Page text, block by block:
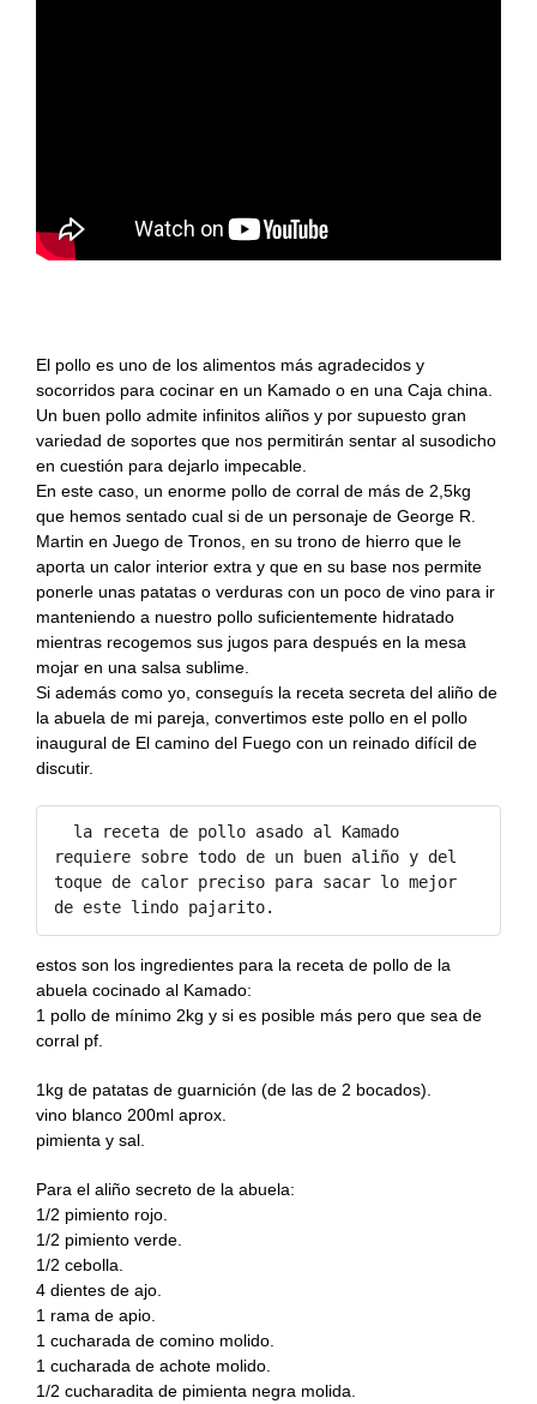
Accesorios para
Consejos del fuego
empanadas
Recetas Caja China
Recetas Kamado
Grandes chefs
Actualidad
El pollo es uno de los alimentos más agradecidos y
socorridos para cocinar en un Kamado o en una Caja china.
Un buen pollo admite infinitos aliños y por supuesto gran
variedad de soportes que nos permitirán sentar al susodicho
en cuestión para dejarlo impecable.
En este caso, un enorme pollo de corral de más de 2,5kg
que hemos sentado cual si de un personaje de George R.
Martin en Juego de Tronos, en su trono de hierro que le
aporta un calor interior extra y que en su base nos permite
ponerle unas patatas o verduras con un poco de vino para ir
manteniendo a nuestro pollo suficientemente hidratado
mientras recogemos sus jugos para después en la mesa
mojar en una salsa sublime.
Si además como yo, conseguís la receta secreta del aliño de
la abuela de mi pareja, convertimos este pollo en el pollo
inaugural de El camino del Fuego con un reinado difícil de
discutir.
requiere sobre todo de un buen aliño y del
toque de calor preciso para sacar lo mejor
de este lindo pajarito.
estos son los ingredientes para la receta de pollo de la
abuela cocinado al Kamado:
1 pollo de mínimo 2kg y si es posible más pero que sea de
corral pf.
1kg de patatas de guarnición (de las de 2 bocados).
vino blanco 200ml aprox.
pimienta y sal.
Para el aliño secreto de la abuela:
1/2 pimiento rojo.
1/2 pimiento verde.
1/2 cebolla.
4 dientes de ajo.
1 rama de apio.
1 cucharada de comino molido.
1 cucharada de achote molido.
1/2 cucharadita de pimienta negra molida.